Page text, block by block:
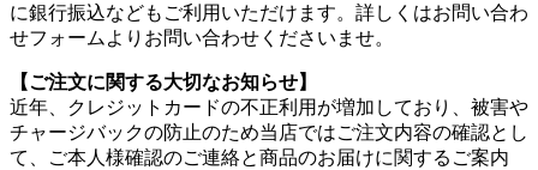
に銀行振込などもご利用いただけます。詳しくはお問い合わ
せフォームよりお問い合わせくださいませ。
【ご注文に関する大切なお知らせ】
近年、クレジットカードの不正利用が増加しており、被害や
チャージバックの防止のため当店ではご注文内容の確認とし
て、ご本人様確認のご連絡と商品のお届けに関するご案内